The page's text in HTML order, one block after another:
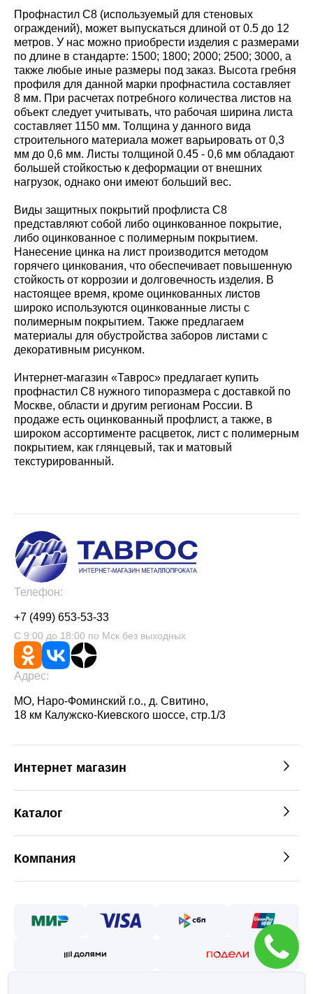
Профнастил С8 (используемый для стеновых
ограждений), может выпускаться длиной от 0.5 до 12
метров. У нас можно приобрести изделия с размерами
по длине в стандарте: 1500; 1800; 2000; 2500; 3000, а
также любые иные размеры под заказ. Высота гребня
профиля для данной марки профнастила составляет
8 мм. При расчетах потребного количества листов на
объект следует учитывать, что рабочая ширина листа
составляет 1150 мм. Толщина у данного вида
строительного материала может варьировать от 0,3
мм до 0,6 мм. Листы толщиной 0.45 - 0,6 мм обладают
большей стойкостью к деформации от внешних
нагрузок, однако они имеют больший вес.
Виды защитных покрытий профлиста С8
представляют собой либо оцинкованное покрытие,
либо оцинкованное с полимерным покрытием.
Нанесение цинка на лист производится методом
горячего цинкования, что обеспечивает повышенную
стойкость от коррозии и долговечность изделия. В
настоящее время, кроме оцинкованных листов
широко используются оцинкованные листы с
полимерным покрытием. Также предлагаем
материалы для обустройства заборов листами с
декоративным рисунком.
Интернет-магазин «Таврос» предлагает купить
профнастил С8 нужного типоразмера с доставкой по
Москве, области и другим регионам России. В
продаже есть оцинкованный профлист, а также, в
широком ассортименте расцветок, лист с полимерным
покрытием, как глянцевый, так и матовый
текстурированный.
Телефон:
+7 (499) 653-53-33
С 9:00 до 18:00 по Мск без выходных
Адрес:
МО, Наро-Фоминский г.о., д. Свитино,
18 км Калужско-Киевского шоссе, стр.1/3
Интернет магазин
Каталог
Компания